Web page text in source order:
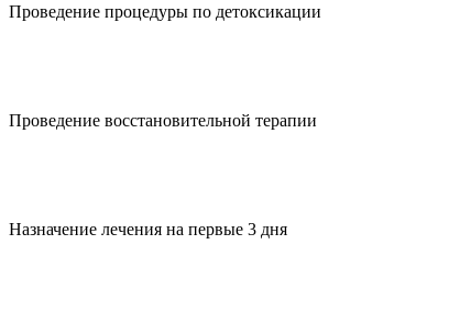
Проведение процедуры по детоксикации
Проведение восстановительной терапии
Назначение лечения на первые 3 дня